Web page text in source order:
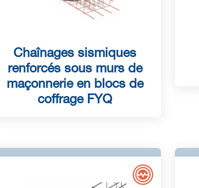
Chaînages sismiques
renforcés sous murs de
maçonnerie en blocs de
coffrage FYQ